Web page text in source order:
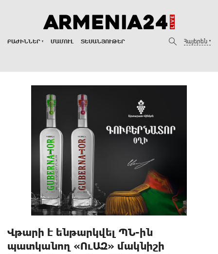
ԲԱԺԻՆՆԵՐ ՄԱՄՈՒԼ ՏԵՍԱՆՅՈՒԹԵՐ Հայերեն
Վթարի է ենթարկվել ՊՆ-ին
պատկանող «ՈւԱԶ» մակնիշի